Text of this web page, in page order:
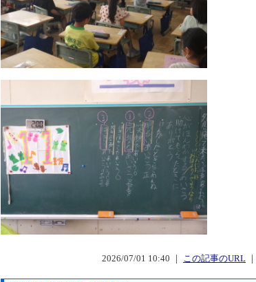
2026/07/01 10:40 ｜ この記事のURL